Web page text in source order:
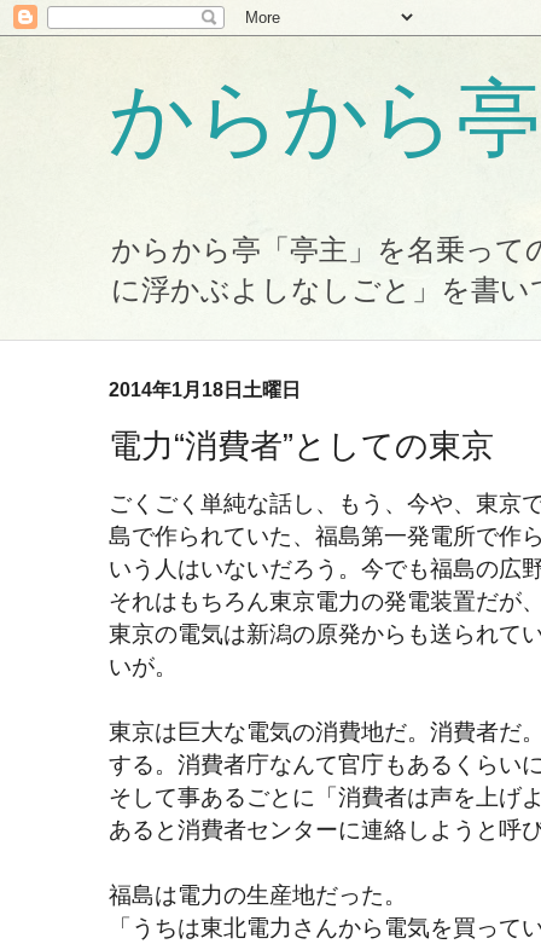
からから
からから亭「亭主」を名乗っ
に浮かぶよしなしごと」を書い
2014年1月18日土曜日
電力“消費者”としての東京
ごくごく単純な話し、もう、今や、東京
島で作られていた、福島第一発電所で作
いう人はいないだろう。今でも福島の広
それはもちろん東京電力の発電装置だが
東京の電気は新潟の原発からも送られて
いが。
東京は巨大な電気の消費地だ。消費者だ
する。消費者庁なんて官庁もあるくらい
そして事あるごとに「消費者は声を上げ
あると消費者センターに連絡しようと呼
福島は電力の生産地だった。
「うちは東北電力さんから電気を買っ